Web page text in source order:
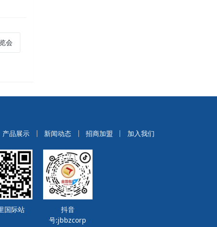
会
产品展示 新闻动态 招商加盟 加入我们
国际站
抖音
号:jbbzcorp